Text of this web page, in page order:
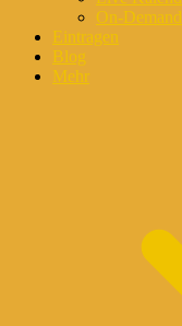
On-
Eintragen
Blog
Mehr